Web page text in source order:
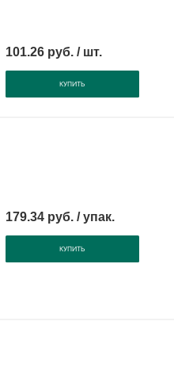
101.26 руб. / шт.
КУПИТЬ
179.34 руб. / упак.
КУПИТЬ